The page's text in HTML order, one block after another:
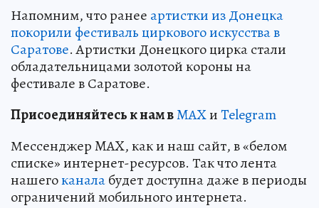
Напомним, что ранее артистки из Донецка
покорили фестиваль циркового искусства в
Саратове. Артистки Донецкого цирка стали
обладательницами золотой короны на
фестивале в Саратове.
Присоединяйтесь к нам вMAXиTelegram
Мессенджер MAX, как и наш сайт, в «белом
списке» интернет-ресурсов. Так что лента
нашегоканалабудет доступна даже в периоды
ограничений мобильного интернета.